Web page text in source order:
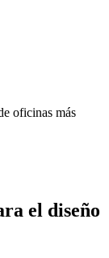
oficinas más
el diseño